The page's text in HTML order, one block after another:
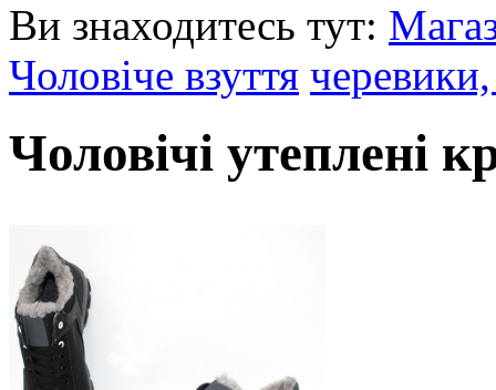
Ви знаходитесь тут:
Чоловіче взуття
Чоловічі утеплені